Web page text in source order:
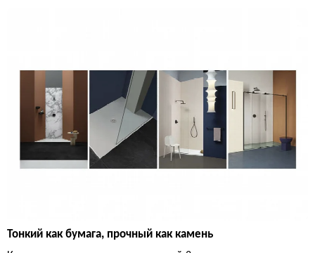
Тонкий как бумага, прочный как камень